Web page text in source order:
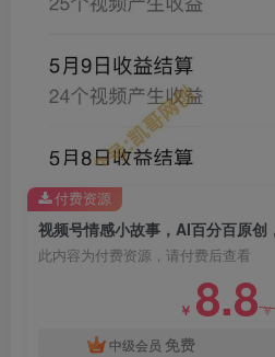
此内容为付费资源，请付费后查看
￥ 8.8￥
中级会员 免费
付费资源